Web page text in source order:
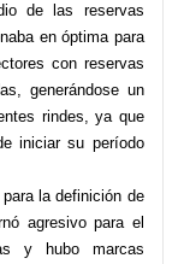
de las reservas
en óptima para
con reservas
generándose un
rindes, ya que
iniciar su período
la definición de
agresivo para el
y hubo marcas